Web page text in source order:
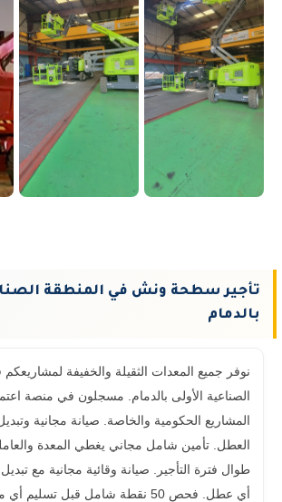
تأجير سطحة ونش في المنطقة
بالدمام
نوفر جميع المعدات الثقيلة والخفيفة
الصناعية الأولى بالدمام. مسجلون في منصة
المشاريع الحكومية والخاصة. صيانة مجانية
العطل. تأمين شامل مجاني يغطي المعدة
طوال فترة التأجير. صيانة وقائية مجانية مع
أي عطل. فحص 50 نقطة شامل قبل